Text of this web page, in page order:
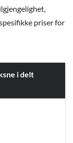
priser for
i delt